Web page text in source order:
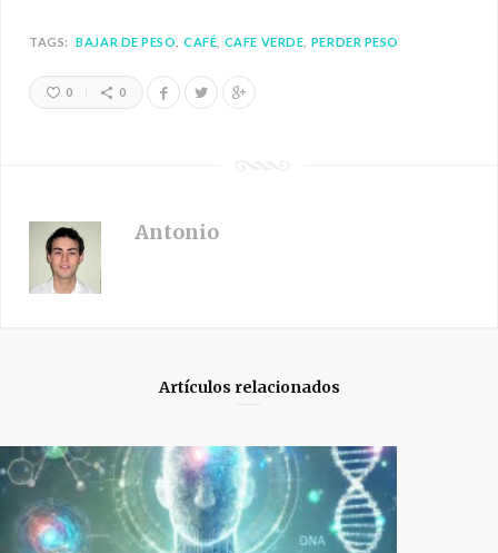
TAGS: BAJAR DE PESO CAFÉ CAFE VERDE PERDER PESO
0 0
Antonio
Artículos relacionados